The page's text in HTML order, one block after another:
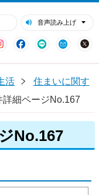
音声読み上げ
Instagram
Facebook
LINE Mail
活
住まいに関す
詳細ページNo.167
No.167